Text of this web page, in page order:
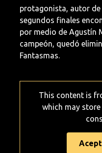
protagonista, autor
segundos finales
por medio de Agustín
campeón, quedó
Fantasmas.
This content is
which may store